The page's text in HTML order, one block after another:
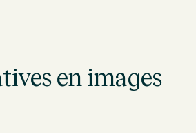
en images